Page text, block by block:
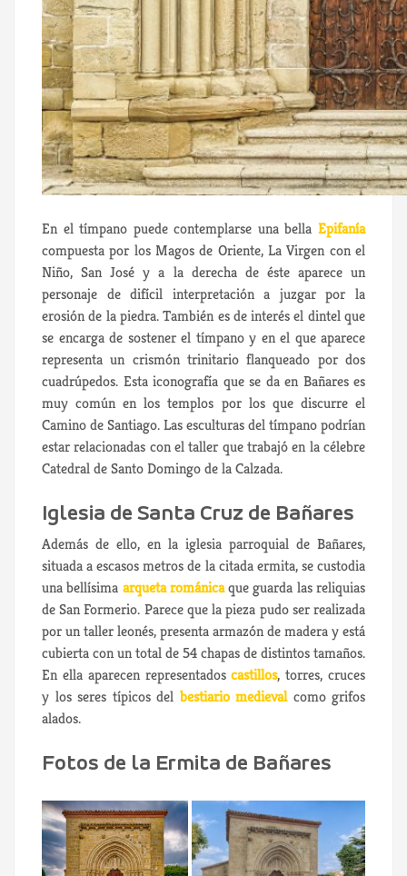
En el tímpano puede contemplarse una bella Epifanía
compuesta por los Magos de Oriente, La Virgen con el
Niño, San José y a la derecha de éste aparece un
personaje de difícil interpretación a juzgar por la
erosión de la piedra. También es de interés el dintel que
se encarga de sostener el tímpano y en el que aparece
representa un crismón trinitario flanqueado por dos
cuadrúpedos. Esta iconografía que se da en Bañares es
muy común en los templos por los que discurre el
Camino de Santiago. Las esculturas del tímpano podrían
estar relacionadas con el taller que trabajó en la célebre
Catedral de Santo Domingo de la Calzada.
Iglesia de Santa Cruz de Bañares
Además de ello, en la iglesia parroquial de Bañares,
situada a escasos metros de la citada ermita, se custodia
una bellísima arqueta románicaque guarda las reliquias
de San Formerio. Parece que la pieza pudo ser realizada
por un taller leonés, presenta armazón de madera y está
cubierta con un total de 54 chapas de distintos tamaños.
En ella aparecen representadoscastillos, torres, cruces
y los seres típicos del bestiario medievalcomo grifos
alados.
Fotos de la Ermita de Bañares